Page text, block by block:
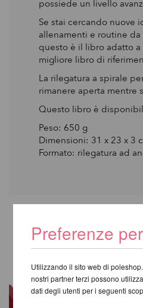
possiede un livello
Se stai cercando nuove
allenamenti e routine
questo è il libro adatto
migliore libro di
La rilegatura a spirale
rimanere aperta mentre
Questo libro è
Peso: 650 g
Dimensioni: 31 x 23 x 3
Formato: rilegatura ad
ALTRI
STESSA
Preferenze
Utilizzando il sito web di
nostri partner terzi possono
dati degli utenti per i seguenti